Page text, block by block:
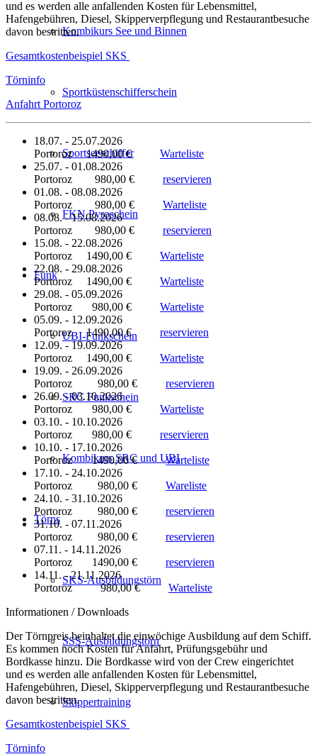
Kombikurs See und Binnen
Sportküstenschifferschein
Sportseeschiffer
FKN Pyroschein
Funk
UBI-Funkschein
SRC Funkschein
Kombikurs SRC und UBI
Törns
SKS-Ausbildungstörn
SSS-Ausbildungstörn
Skippertraining
und es werden alle anfallenden Kosten für Lebensmittel,
Hafengebühren, Diesel, Skipperverpflegung und Restaurantbesuche
davon bestritten.
Gesamtkostenbeispiel SKS
Törninfo
Anfahrt Portoroz
18.07. - 25.07.2026
Portoroz 1490,00 € Warteliste
25.07. - 01.08.2026
Portoroz 980,00 € reservieren
01.08. - 08.08.2026
Portoroz 980,00 € Warteliste
08.08. - 15.08.2026
Portoroz 980,00 € reservieren
15.08. - 22.08.2026
Portoroz 1490,00 € Warteliste
22.08. - 29.08.2026
Portoroz 1490,00 € Warteliste
29.08. - 05.09.2026
Portoroz 980,00 € Warteliste
05.09. - 12.09.2026
Portoroz 1490,00 € reservieren
12.09. - 19.09.2026
Portoroz 1490,00 € Warteliste
19.09. - 26.09.2026
Portoroz 980,00 € reservieren
26.09. - 03.10.2026
Portoroz 980,00 € Warteliste
03.10. - 10.10.2026
Portoroz 980,00 € reservieren
10.10. - 17.10.2026
Portoroz 1490,00 €Warteliste
17.10. - 24.10.2026
Portoroz 980,00 € Wareliste
24.10. - 31.10.2026
Portoroz 980,00 € reservieren
31.10. - 07.11.2026
Portoroz 980,00 € reservieren
07.11. - 14.11.2026
Portoroz 1490,00 € reservieren
14.11. - 21.11.2026
Portoroz 980,00 € Warteliste
Informationen / Downloads
Der Törnpreis beinhaltet die einwöchige Ausbildung auf dem Schiff.
Es kommen noch Kosten für Anfahrt, Prüfungsgebühr und
Bordkasse hinzu. Die Bordkasse wird von der Crew eingerichtet
und es werden alle anfallenden Kosten für Lebensmittel,
Hafengebühren, Diesel, Skipperverpflegung und Restaurantbesuche
davon bestritten.
Gesamtkostenbeispiel SKS
Törninfo